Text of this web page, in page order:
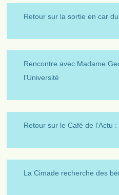
Retour sur la sortie en car
Rencontre avec Madame
l’Université
Retour sur le Café de l’Actu
La Cimade recherche des